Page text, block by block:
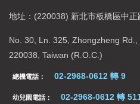
聯絡資訊
地址：(220038) 新北市板橋區中正
No. 30, Ln. 325, Zhongzheng
220038, Taiwan (R.O.C.)
總機電話： 02-2968-0612 轉 9
幼兒園電話： 02-2968-0612 轉